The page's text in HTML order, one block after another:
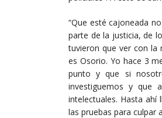
“Que esté cajoneada
parte de la justicia, de
tuvieron que ver con la
es Osorio. Yo hace 3
punto y que si
investiguemos y que
intelectuales. Hasta
las pruebas para culpar